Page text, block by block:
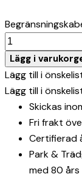
Lägg i
Lägg till i
Lägg till i
Skickas
Fri frakt
Certifierad
Park &
med 80